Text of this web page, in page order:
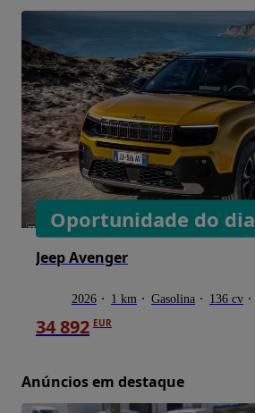
Oportunidade do dia
Jeep Avenger
2026 1 km Gasolina 136 cv
34 892 EUR
Anúncios em destaque